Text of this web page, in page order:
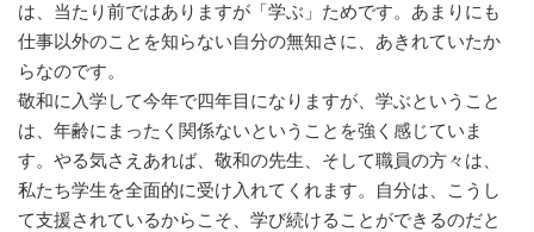
は、当たり前ではありますが「学ぶ」ためです。あまりにも
仕事以外のことを知らない自分の無知さに、あきれていたか
らなのです。
敬和に入学して今年で四年目になりますが、学ぶということ
は、年齢にまったく関係ないということを強く感じていま
す。やる気さえあれば、敬和の先生、そして職員の方々は、
私たち学生を全面的に受け入れてくれます。自分は、こうし
て支援されているからこそ、学び続けることができるのだと